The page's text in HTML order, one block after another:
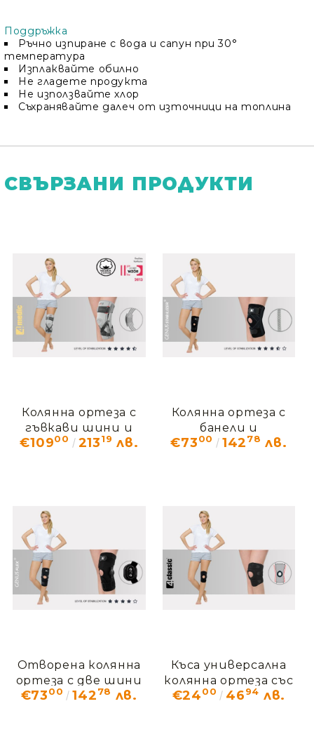
Поддръжка
Ръчно изпиране с вода и сапун при 30°
температура
Изплаквайте обилно
Не гладете продукта
Не използвайте хлор
Съхранявайте далеч от източници на топлина
СВЪРЗАНИ ПРОДУКТИ
Колянна ортеза с
гъвкави шини и
ортопедична
€10900 21319 лв.
Колянна ортеза с
банели и
кръстосана
€7300 14278 лв.
Отворена колянна
ортеза с две шини
AM-OSK-O/2
€7300 14278 лв.
Къса универсална
колянна ортеза със
стабилизация за
€2400 4694 лв.